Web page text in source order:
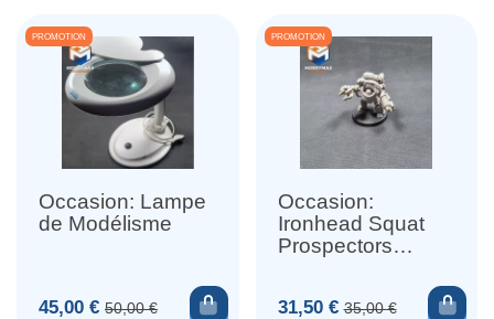
Occasion: Lampe
de Modélisme
Prix
45,00 € Prix de base
50,00 €
PROMOTION
Ajouter au panier
Occasion:
Ironhead Squat
Prospectors
Prix
31,50 €Prix de base
35,00 €
PROMOTION